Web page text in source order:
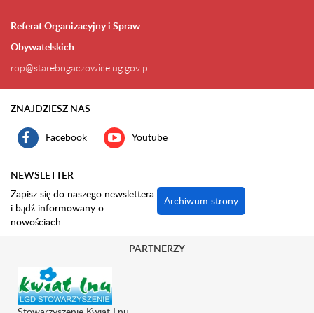
Referat Organizacyjny i Spraw
Obywatelskich
rop@starebogaczowice.ug.gov.pl
ZNAJDZIESZ NAS
Facebook Youtube
NEWSLETTER
Zapisz się do naszego newslettera
i bądź informowany o
nowościach.
Archiwum strony
PARTNERZY